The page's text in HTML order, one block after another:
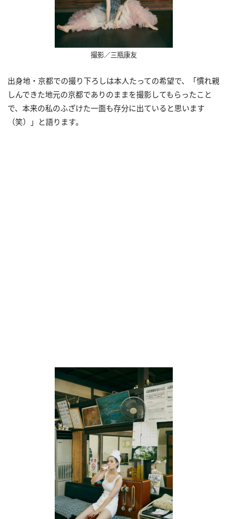
撮影／三瓶康友
出身地・京都での撮り下ろしは本人たっての希望で、「慣れ親
しんできた地元の京都でありのままを撮影してもらったこと
で、本来の私のふざけた一面も存分に出ていると思います
（笑）」と語ります。